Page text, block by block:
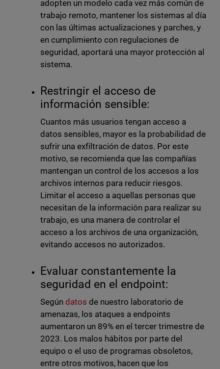
adopten un modelo cada vez más común de
trabajo remoto, mantener los sistemas al día
con las últimas actualizaciones y parches, y
en cumplimiento con regulaciones de
seguridad, aportará una mayor protección al
sistema.
Restringir el acceso de
información sensible:
Cuantos más usuarios tengan acceso a
datos sensibles, mayor es la probabilidad de
sufrir una exfiltración de datos. Por este
motivo, se recomienda que las compañías
mantengan un control de los accesos a los
archivos internos para reducir riesgos.
Limitar el acceso a aquellas personas que
necesitan de la información para realizar su
trabajo, es una manera de controlar el
acceso a los archivos de una organización,
evitando accesos no autorizados.
Evaluar constantemente la
seguridad en el endpoint:
Según datos de nuestro laboratorio de
amenazas, los ataques a endpoints
aumentaron un 89% en el tercer trimestre de
2023. Los malos hábitos por parte del
equipo o el uso de programas obsoletos,
entre otros motivos, hacen que los